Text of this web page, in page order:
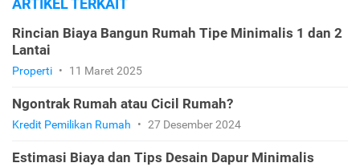
ARTIKEL TERKAIT
Rincian Biaya Bangun Rumah Tipe Minimalis 1 dan 2
Lantai
Properti • 11 Maret 2025
Ngontrak Rumah atau Cicil Rumah?
Kredit Pemilikan Rumah • 27 Desember 2024
Estimasi Biaya dan Tips Desain Dapur Minimalis